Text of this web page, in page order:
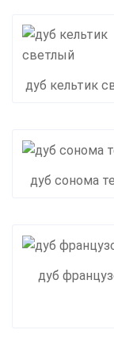
дуб кельтик
дуб сонома
дуб